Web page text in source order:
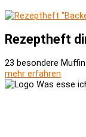
Rezeptheft
23 besondere
mehr erfahren